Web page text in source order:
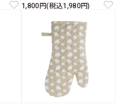
1,800円(税込1,980円)